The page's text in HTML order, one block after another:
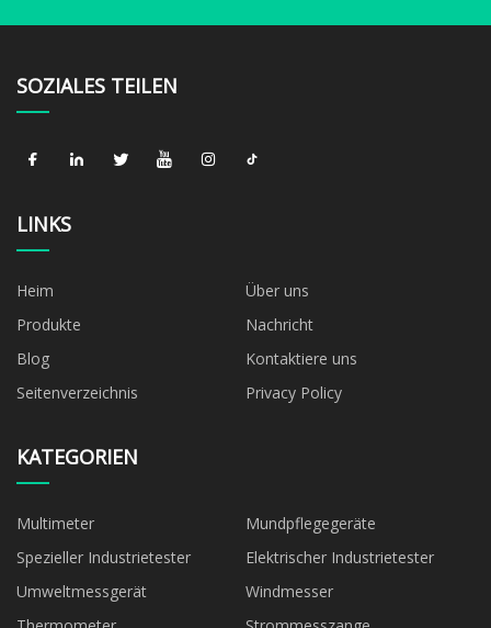
SOZIALES TEILEN
LINKS
Heim
Über uns
Produkte
Nachricht
Blog
Kontaktiere uns
Seitenverzeichnis
Privacy Policy
KATEGORIEN
Multimeter
Mundpflegegeräte
Spezieller Industrietester
Elektrischer Industrietester
Umweltmessgerät
Windmesser